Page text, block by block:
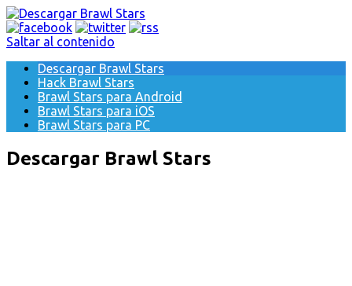
Saltar al contenido
Descargar Brawl Stars
Hack Brawl Stars
Brawl Stars para Android
Brawl Stars para iOS
Brawl Stars para PC
Descargar Brawl Stars